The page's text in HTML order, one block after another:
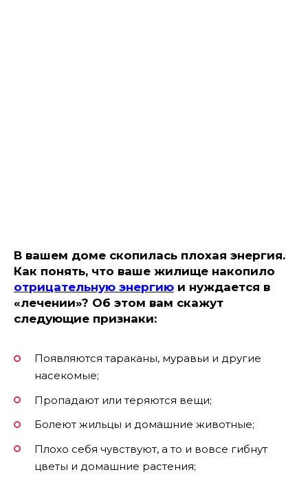
В вашем доме скопилась плохая энергия.
Как понять, что ваше жилище накопило
отрицательную энергию и нуждается в
«лечении»? Об этом вам скажут
следующие признаки:
Появляются тараканы, муравьи и другие
насекомые;
Пропадают или теряются вещи;
Болеют жильцы и домашние животные;
Плохо себя чувствуют, а то и вовсе гибнут
цветы и домашние растения;